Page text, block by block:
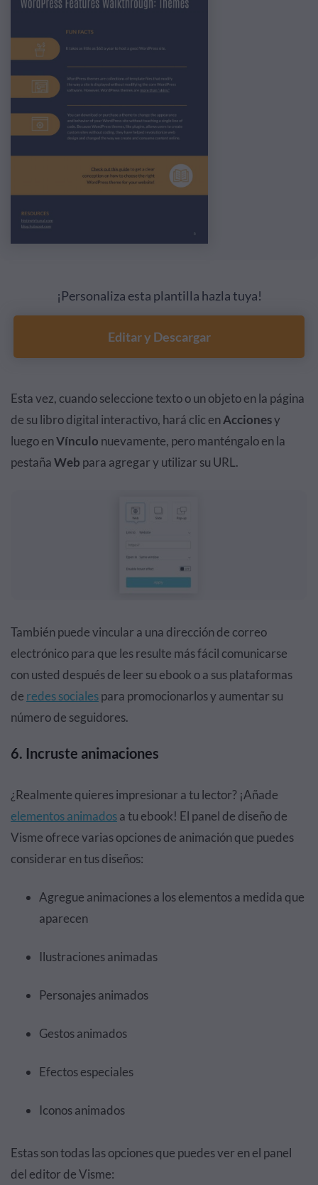
¡Personaliza esta plantilla hazla tuya!
Editar y Descargar
Esta vez, cuando seleccione texto o un objeto en la página
de su libro digital interactivo, hará clic enAccionesy
luego enVínculo nuevamente, pero manténgalo en la
pestañaWeb para agregar y utilizar su URL.
También puede vincular a una dirección de correo
electrónico para que les resulte más fácil comunicarse
con usted después de leer su ebook o a sus plataformas
de redes socialespara promocionarlos y aumentar su
número de seguidores.
6. Incruste animaciones
¿Realmente quieres impresionar a tu lector? ¡Añade
elementos animadosa tu ebook! El panel de diseño de
Visme ofrece varias opciones de animación que puedes
considerar en tus diseños:
Agregue animaciones a los elementos a medida que
aparecen
Ilustraciones animadas
Personajes animados
Gestos animados
Efectos especiales
Iconos animados
Estas son todas las opciones que puedes ver en el panel
del editor de Visme: